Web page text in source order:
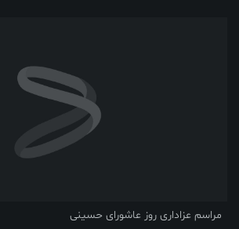
مراسم عزاداری روز عاشورای حسینی